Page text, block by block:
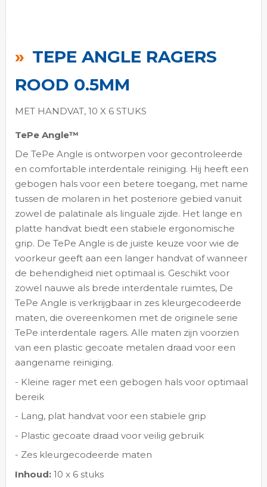
TEPE ANGLE RAGERS
ROOD 0.5MM
MET HANDVAT, 10 X 6 STUKS
TePe Angle™
De TePe Angle is ontworpen voor gecontroleerde
en comfortable interdentale reiniging. Hij heeft een
gebogen hals voor een betere toegang, met name
tussen de molaren in het posteriore gebied vanuit
zowel de palatinale als linguale zijde. Het lange en
platte handvat biedt een stabiele ergonomische
grip. De TePe Angle is de juiste keuze voor wie de
voorkeur geeft aan een langer handvat of wanneer
de behendigheid niet optimaal is. Geschikt voor
zowel nauwe als brede interdentale ruimtes, De
TePe Angle is verkrijgbaar in zes kleurgecodeerde
maten, die overeenkomen met de originele serie
TePe interdentale ragers. Alle maten zijn voorzien
van een plastic gecoate metalen draad voor een
aangename reiniging.
- Kleine rager met een gebogen hals voor optimaal
bereik
- Lang, plat handvat voor een stabiele grip
- Plastic gecoate draad voor veilig gebruik
- Zes kleurgecodeerde maten
Inhoud: 10 x 6 stuks
het
begin
van
de
gallerij